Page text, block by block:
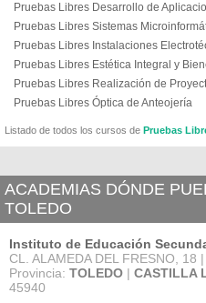
Pruebas Libres Desarrollo de
Pruebas Libres Sistemas
Pruebas Libres Instalaciones
Pruebas Libres Estética Integral y
Pruebas Libres Realización de
Pruebas Libres Óptica de Anteojería
Listado de todos los cursos de Pruebas
ACADEMIAS DÓNDE
TOLEDO
Instituto de Educación
CL. ALAMEDA DEL FRESNO, 18
Provincia: TOLEDO | CASTILLA
45940